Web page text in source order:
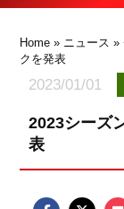
Home » ニュース »
クを発表
2023/01/01
2023シーズ
表